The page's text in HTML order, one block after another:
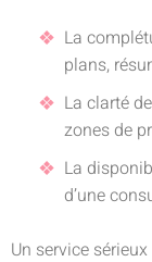
La
plans,
La clarté
zones de
La
d’une
Un service